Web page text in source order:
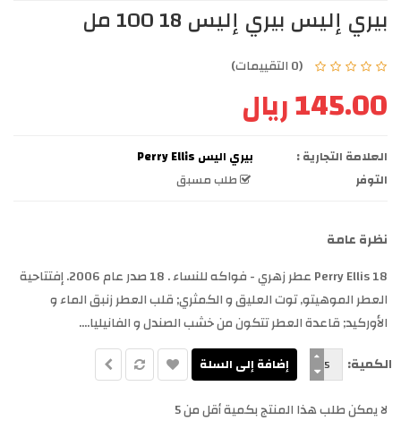
بيري إليس بيري إليس 18 100 مل
(0 التقييمات)
145.00 ريال
العلامة التجارية :
بيري اليس Perry Ellis
التوفر
طلب مسبق
نظرة عامة
18 Perry Ellis عطر زهري - فواكه للنساء . 18 صدر عام 2006. إفتتاحية
العطر الموهيتو, توت العليق و الكمثري; قلب العطر زنبق الماء و
الأوركيد; قاعدة العطر تتكون من خشب الصندل و الفانيليا....
الكمية:
لا يمكن طلب هذا المنتج بكمية أقل من 5